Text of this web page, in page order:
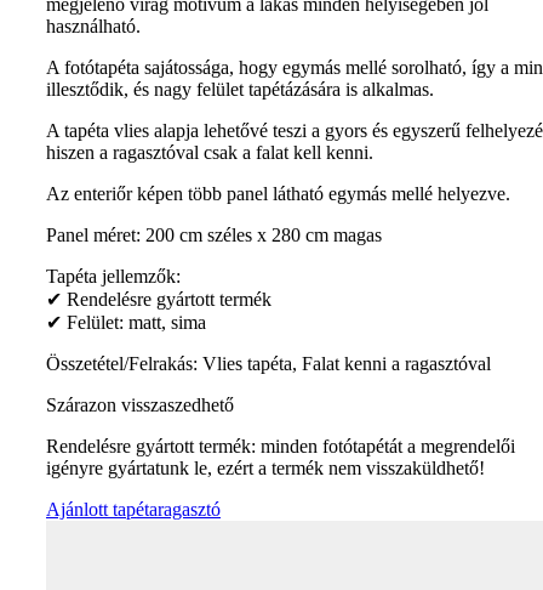
használható.
A fotótapéta sajátossága, hogy egymás mellé sorolható, így a
illesztődik, és nagy felület tapétázására is alkalmas.
A tapéta vlies alapja lehetővé teszi a gyors és egyszerű
hiszen a ragasztóval csak a falat kell kenni.
Az enteriőr képen több panel látható egymás mellé helyezve.
Panel méret: 200 cm széles x 280 cm magas
Tapéta jellemzők:
✔ Rendelésre gyártott termék
✔ Felület: matt, sima
Összetétel/Felrakás: Vlies tapéta, Falat kenni a ragasztóval
Szárazon visszaszedhető
Rendelésre gyártott termék: minden fotótapétát a megrendelői
igényre gyártatunk le, ezért a termék nem visszaküldhető!
Ajánlott tapétaragasztó